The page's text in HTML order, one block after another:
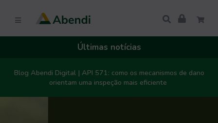
Últimas notícias
Blog Abendi Digital | API 571: como os mecanismos de dano
orientam uma inspeção mais eficiente